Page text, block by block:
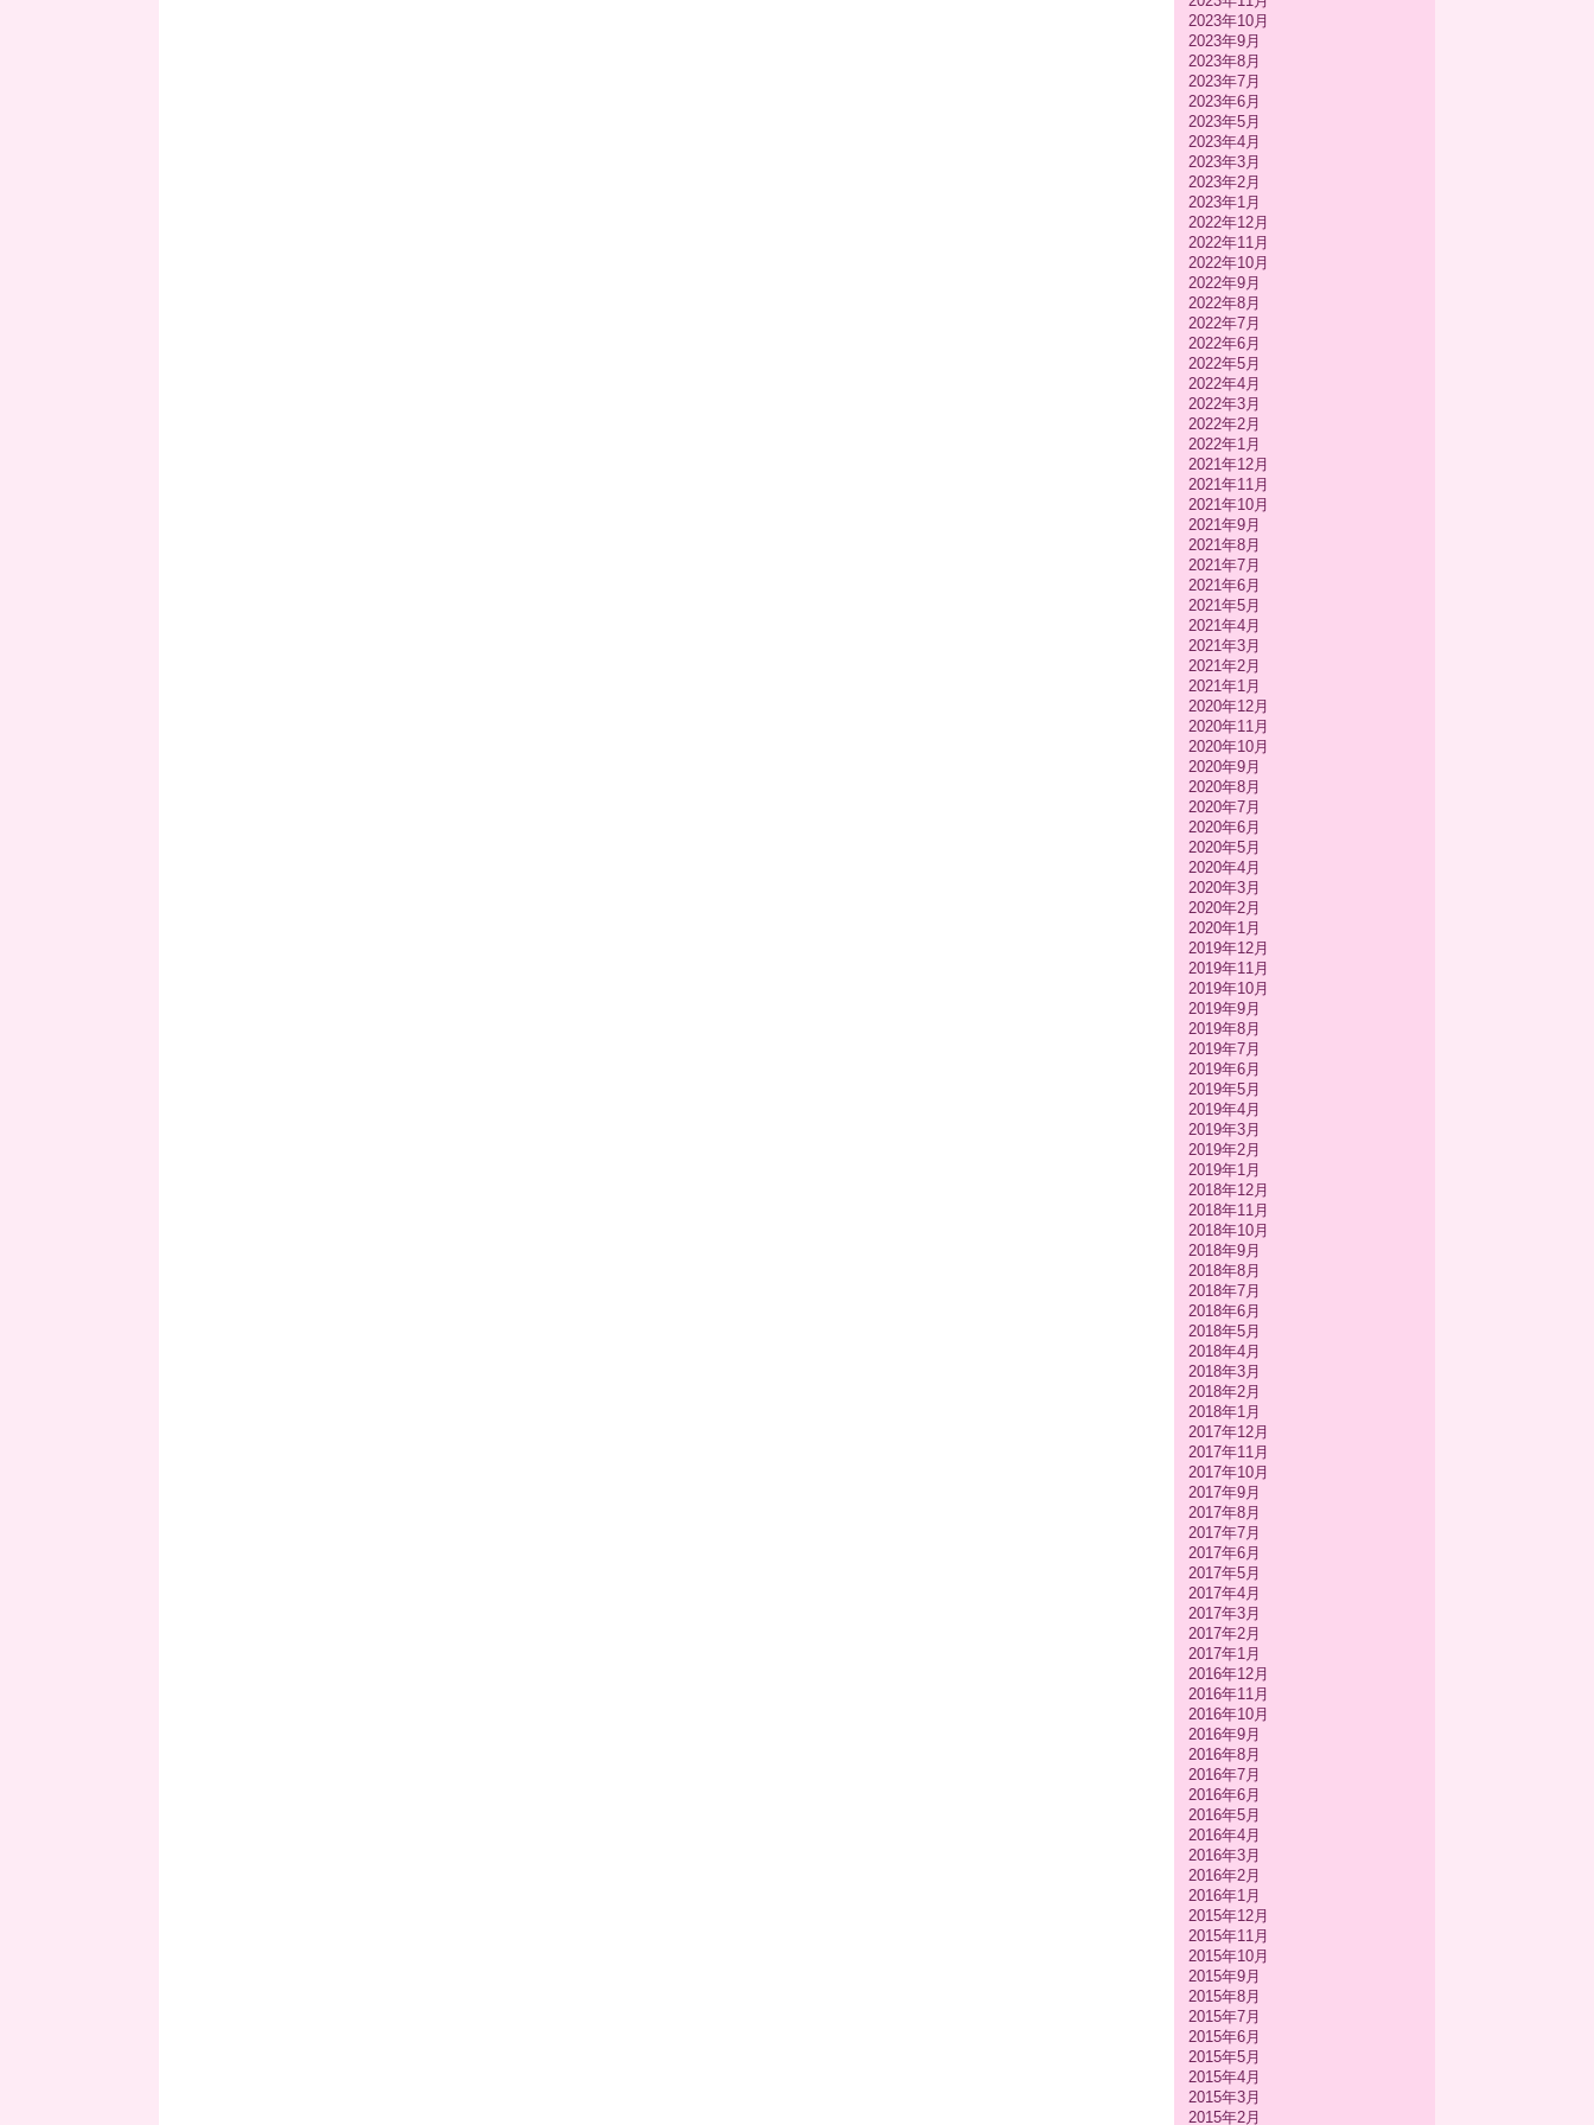
2023年10月
2023年9月
2023年8月
2023年7月
2023年6月
2023年5月
2023年4月
2023年3月
2023年2月
2023年1月
2022年12月
2022年11月
2022年10月
2022年9月
2022年8月
2022年7月
2022年6月
2022年5月
2022年4月
2022年3月
2022年2月
2022年1月
2021年12月
2021年11月
2021年10月
2021年9月
2021年8月
2021年7月
2021年6月
2021年5月
2021年4月
2021年3月
2021年2月
2021年1月
2020年12月
2020年11月
2020年10月
2020年9月
2020年8月
2020年7月
2020年6月
2020年5月
2020年4月
2020年3月
2020年2月
2020年1月
2019年12月
2019年11月
2019年10月
2019年9月
2019年8月
2019年7月
2019年6月
2019年5月
2019年4月
2019年3月
2019年2月
2019年1月
2018年12月
2018年11月
2018年10月
2018年9月
2018年8月
2018年7月
2018年6月
2018年5月
2018年4月
2018年3月
2018年2月
2018年1月
2017年12月
2017年11月
2017年10月
2017年9月
2017年8月
2017年7月
2017年6月
2017年5月
2017年4月
2017年3月
2017年2月
2017年1月
2016年12月
2016年11月
2016年10月
2016年9月
2016年8月
2016年7月
2016年6月
2016年5月
2016年4月
2016年3月
2016年2月
2016年1月
2015年12月
2015年11月
2015年10月
2015年9月
2015年8月
2015年7月
2015年6月
2015年5月
2015年4月
2015年3月
2015年2月